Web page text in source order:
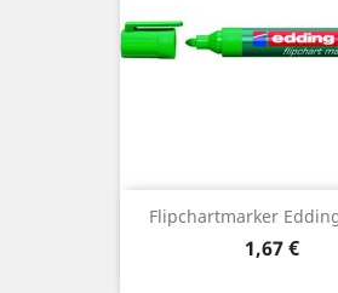
Flipchartmarker
Preis
1,67 €